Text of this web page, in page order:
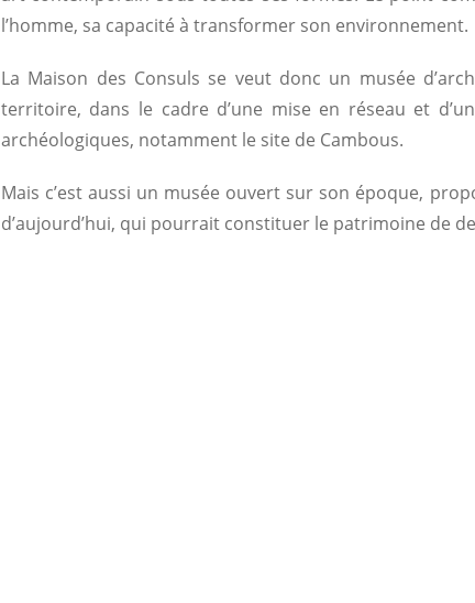
l’homme, sa capacité à transformer son environnement.
La Maison des Consuls se veut donc un musée
territoire, dans le cadre d’une mise en réseau et
archéologiques, notamment le site de Cambous.
Mais c’est aussi un musée ouvert sur son époque,
d’aujourd’hui, qui pourrait constituer le patrimoine de